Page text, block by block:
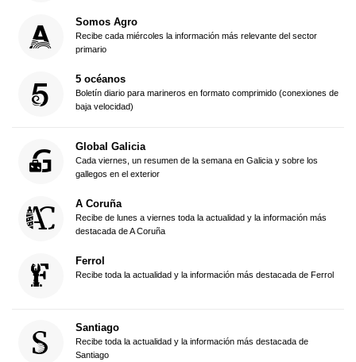
Somos Agro
Recibe cada miércoles la información más relevante del sector
primario
5 océanos
Boletín diario para marineros en formato comprimido (conexiones de
baja velocidad)
Global Galicia
Cada viernes, un resumen de la semana en Galicia y sobre los
gallegos en el exterior
A Coruña
Recibe de lunes a viernes toda la actualidad y la información más
destacada de A Coruña
Ferrol
Recibe toda la actualidad y la información más destacada de Ferrol
Santiago
Recibe toda la actualidad y la información más destacada de
Santiago